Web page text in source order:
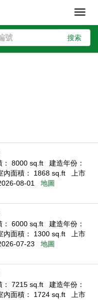
搜索
： 8000 sq.ft
建造年份：
內面積： 1868 sq.ft
上市
08-01
地圖
： 6000 sq.ft
建造年份：
內面積： 1300 sq.ft
上市
07-23
地圖
： 7215 sq.ft
建造年份：
內面積： 1724 sq.ft
上市